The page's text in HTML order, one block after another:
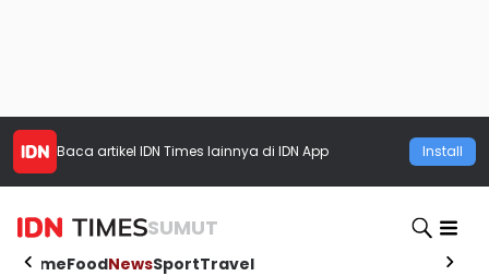
Baca artikel IDN Times lainnya di IDN App Install
SUMUT
HomeFoodNewsSportTravel